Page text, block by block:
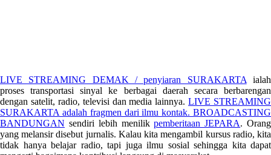
LIVE STREAMING DEMAK / penyiaran SURAKARTA ialah
proses transportasi sinyal ke berbagai daerah secara berbarengan
dengan satelit, radio, televisi dan media lainnya.LIVE STREAMING
SURAKARTA adalah fragmen dari ilmu kontak. BROADCASTING
BANDUNGAN sendiri lebih menilikpemberitaan JEPARA. Orang
yang melansir disebut jurnalis. Kalau kita mengambil kursus radio, kita
tidak hanya belajar radio, tapi juga ilmu sosial sehingga kita dapat